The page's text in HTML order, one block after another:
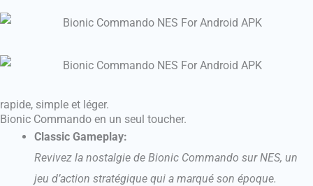
rapide, simple et léger.
Bionic Commando en un seul toucher.
Classic Gameplay:
Revivez la nostalgie de Bionic Commando sur NES, un
jeu d’action stratégique qui a marqué son époque.